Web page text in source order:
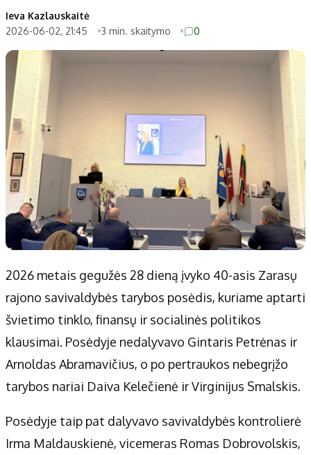
Ieva Kazlauskaitė
2026-06-02, 21:45
3 min. skaitymo 0
2026 metais gegužės 28 dieną įvyko 40-asis Zarasų
rajono savivaldybės tarybos posėdis, kuriame aptarti
švietimo tinklo, finansų ir socialinės politikos
klausimai. Posėdyje nedalyvavo Gintaris Petrėnas ir
Arnoldas Abramavičius, o po pertraukos nebegrįžo
tarybos nariai Daiva Kelečienė ir Virginijus Smalskis.
Posėdyje taip pat dalyvavo savivaldybės kontrolierė
Irma Maldauskienė, vicemeras Romas Dobrovolskis,